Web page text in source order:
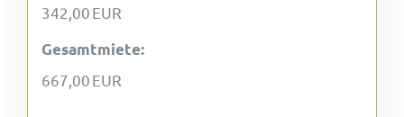
342,00 EUR
Gesamtmiete:
667,00 EUR